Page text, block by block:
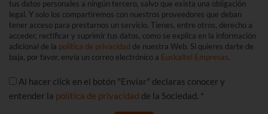
tus datos personales a ningún tercero, salvo que exista una obligación
legal. Y solo los compartiremos con nuestros proveedores que deban
tener acceso para prestarnos un servicio. Tienes, entre otros, derecho a
acceder, rectificar y suprimir tus datos, como se explica en la información
adicional de la política de privacidad de nuestra Web. Si quieres darte de
baja, por favor, envía un correo electrónico a Euskaltel Empresas.
Al hacer click en el botón "Enviar" declaras conocer y
entender la política de privacidad de la Sociedad. *